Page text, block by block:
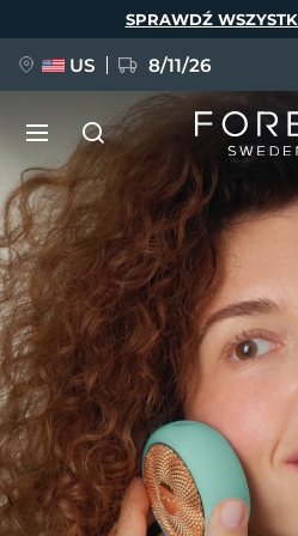
SPRAWDŹ
US 8/11/26
NOWOŚĆ
FAQ™ Pure Beauty-Tech
BREAKING NEWS
issa™ Teeth Whitening Set
Język
English Deutsch
Français
Italiano
Polski
Svenska
Türkçe
简体中文